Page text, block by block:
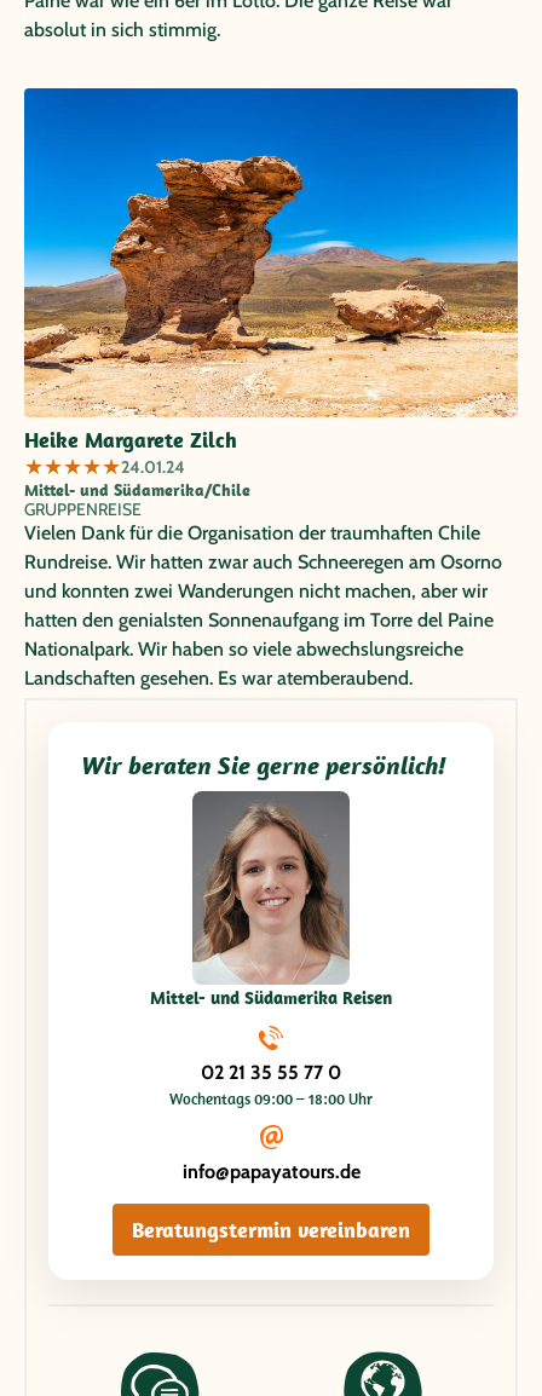
absolut in sich stimmig.
Heike Margarete Zilch
★★★★★24.01.24
Mittel- und Südamerika/Chile
GRUPPENREISE
Vielen Dank für die Organisation der traumhaften Chile
Rundreise. Wir hatten zwar auch Schneeregen am Osorno
und konnten zwei Wanderungen nicht machen, aber wir
hatten den genialsten Sonnenaufgang im Torre del Paine
Nationalpark. Wir haben so viele abwechslungsreiche
Landschaften gesehen. Es war atemberaubend.
Wir beraten Sie gerne persönlich!
Mittel- und Südamerika Reisen
02 21 35 55 77 0
Wochentags 09:00 – 18:00 Uhr
info@papayatours.de
Beratungstermin vereinbaren